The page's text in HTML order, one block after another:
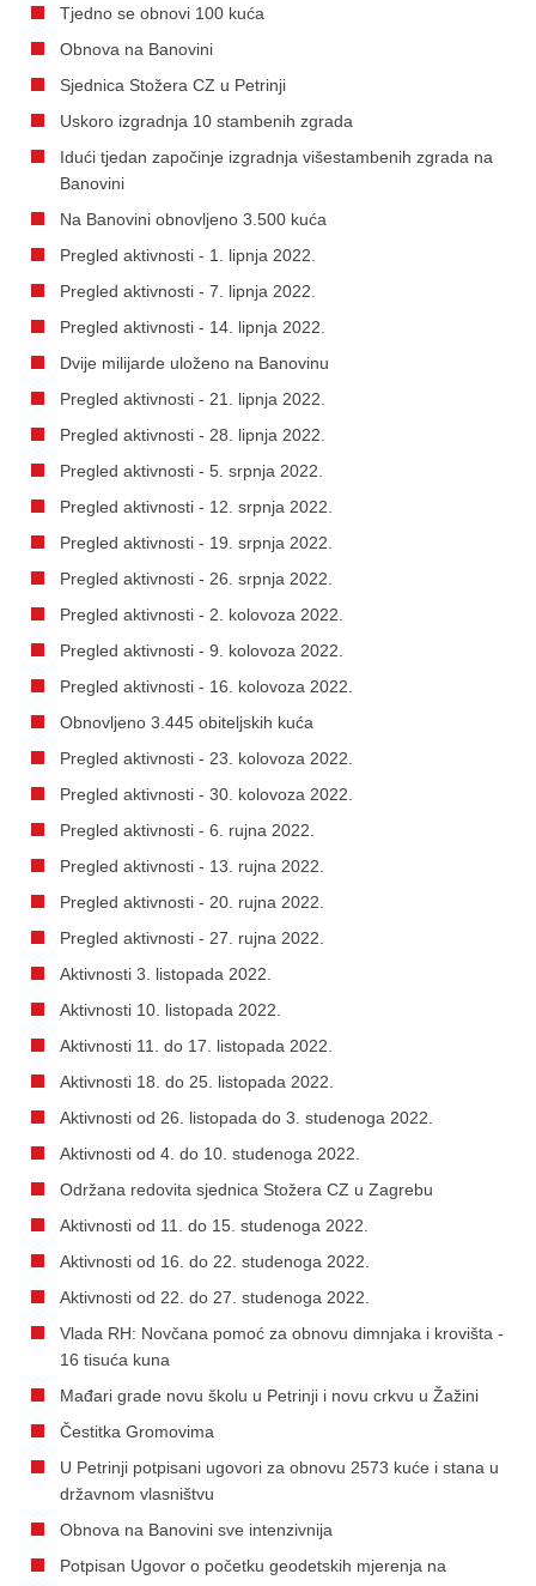
Tjedno se obnovi 100 kuća
Obnova na Banovini
Sjednica Stožera CZ u Petrinji
Uskoro izgradnja 10 stambenih zgrada
Idući tjedan započinje izgradnja višestambenih zgrada na
Banovini
Na Banovini obnovljeno 3.500 kuća
Pregled aktivnosti - 1. lipnja 2022.
Pregled aktivnosti - 7. lipnja 2022.
Pregled aktivnosti - 14. lipnja 2022.
Dvije milijarde uloženo na Banovinu
Pregled aktivnosti - 21. lipnja 2022.
Pregled aktivnosti - 28. lipnja 2022.
Pregled aktivnosti - 5. srpnja 2022.
Pregled aktivnosti - 12. srpnja 2022.
Pregled aktivnosti - 19. srpnja 2022.
Pregled aktivnosti - 26. srpnja 2022.
Pregled aktivnosti - 2. kolovoza 2022.
Pregled aktivnosti - 9. kolovoza 2022.
Pregled aktivnosti - 16. kolovoza 2022.
Obnovljeno 3.445 obiteljskih kuća
Pregled aktivnosti - 23. kolovoza 2022.
Pregled aktivnosti - 30. kolovoza 2022.
Pregled aktivnosti - 6. rujna 2022.
Pregled aktivnosti - 13. rujna 2022.
Pregled aktivnosti - 20. rujna 2022.
Pregled aktivnosti - 27. rujna 2022.
Aktivnosti 3. listopada 2022.
Aktivnosti 10. listopada 2022.
Aktivnosti 11. do 17. listopada 2022.
Aktivnosti 18. do 25. listopada 2022.
Aktivnosti od 26. listopada do 3. studenoga 2022.
Aktivnosti od 4. do 10. studenoga 2022.
Održana redovita sjednica Stožera CZ u Zagrebu
Aktivnosti od 11. do 15. studenoga 2022.
Aktivnosti od 16. do 22. studenoga 2022.
Aktivnosti od 22. do 27. studenoga 2022.
Vlada RH: Novčana pomoć za obnovu dimnjaka i krovišta -
16 tisuća kuna
Mađari grade novu školu u Petrinji i novu crkvu u Žažini
Čestitka Gromovima
U Petrinji potpisani ugovori za obnovu 2573 kuće i stana u
državnom vlasništvu
Obnova na Banovini sve intenzivnija
Potpisan Ugovor o početku geodetskih mjerenja na